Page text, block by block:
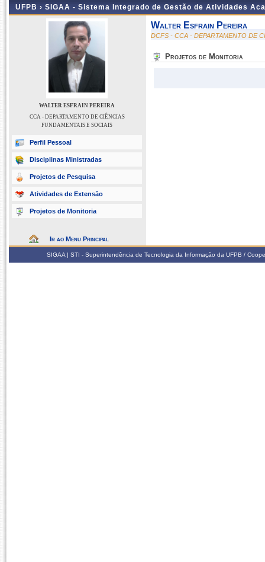
UFPB › SIGAA - Sistema Integrado de Gestão de Atividades
WALTER ESFRAIN PEREIRA
CCA - DEPARTAMENTO DE CIÊNCIAS
FUNDAMENTAIS E SOCIAIS
Perfil Pessoal
Disciplinas Ministradas
Projetos de Pesquisa
Atividades de Extensão
Projetos de Monitoria
Ir ao Menu Principal
Walter Esfrain Pereira
DCFS - CCA - DEPARTAMENTO DE
Projetos de Monitoria
SIGAA | STI - Superintendência de Tecnologia da Informação da UFPB /